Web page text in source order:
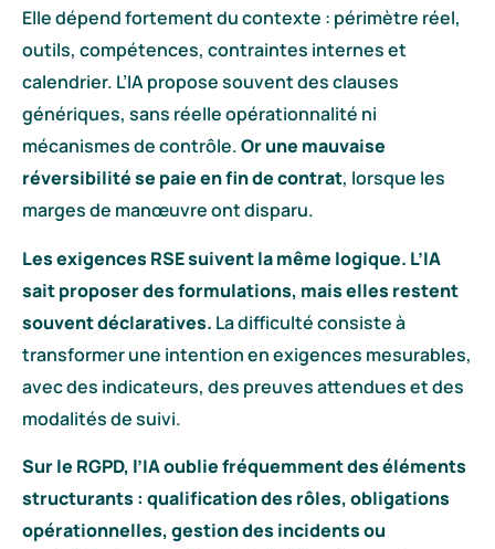
Elle dépend fortement du contexte : périmètre réel,
outils, compétences, contraintes internes et
calendrier. L’IA propose souvent des clauses
génériques, sans réelle opérationnalité ni
mécanismes de contrôle.Or une mauvaise
réversibilité se paie en fin de contrat, lorsque les
marges de manœuvre ont disparu.
Les exigences RSE suivent la même logique. L’IA
sait proposer des formulations, mais elles restent
souvent déclaratives. La difficulté consiste à
transformer une intention en exigences mesurables,
avec des indicateurs, des preuves attendues et des
modalités de suivi.
Sur le RGPD, l’IA oublie fréquemment des éléments
structurants : qualification des rôles, obligations
opérationnelles, gestion des incidents ou